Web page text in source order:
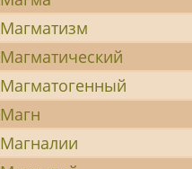
Магматизм
Магматический
Магматогенный
Магн
Магналии